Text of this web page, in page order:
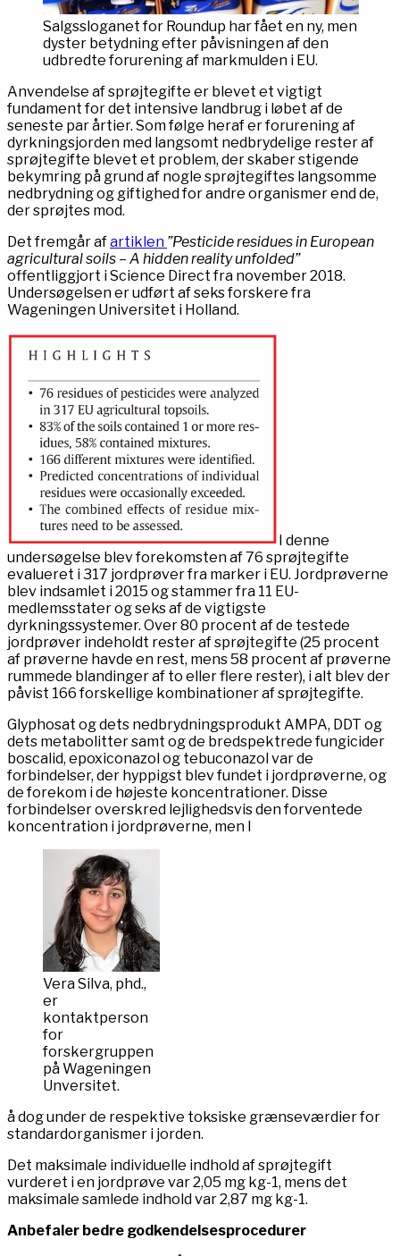
Salgssloganet for Roundup har fået en ny, men
dyster betydning efter påvisningen af den
udbredte forurening af markmulden i EU.
Anvendelse af sprøjtegifte er blevet et vigtigt
fundament for det intensive landbrug i løbet af de
seneste par årtier. Som følge heraf er forurening af
dyrkningsjorden med langsomt nedbrydelige rester af
sprøjtegifte blevet et problem, der skaber stigende
bekymring på grund af nogle sprøjtegiftes langsomme
nedbrydning og giftighed for andre organismer end de,
der sprøjtes mod.
Det fremgår afartiklen ”Pesticide residues in European
agricultural soils – A hidden reality unfolded”
offentliggjort i Science Direct fra november 2018.
Undersøgelsen er udført af seks forskere fra
Wageningen Universitet i Holland.
I denne
undersøgelse blev forekomsten af ​​76 sprøjtegifte
evalueret i 317 jordprøver fra marker i EU. Jordprøverne
blev indsamlet i 2015 og stammer fra 11 EU-
medlemsstater og seks af de vigtigste
dyrkningssystemer. Over 80 procent af de testede
jordprøver indeholdt rester af sprøjtegifte (25 procent
af prøverne havde en rest, mens 58 procent af prøverne
rummede blandinger af to eller flere rester), i alt blev der
påvist 166 forskellige kombinationer af sprøjtegifte.
Glyphosat og dets nedbrydningsprodukt AMPA, DDT og
dets metabolitter samt og de bredspektrede fungicider
boscalid, epoxiconazol og tebuconazol var de
forbindelser, der hyppigst blev fundet i jordprøverne, og
de forekom i de højeste koncentrationer. Disse
forbindelser overskred lejlighedsvis den forventede
koncentration i jordprøverne, men l
Vera Silva, phd.,
er
kontaktperson
for
forskergruppen
på Wageningen
Unversitet.
å dog under de respektive toksiske grænseværdier for
standardorganismer i jorden.
Det maksimale individuelle indhold af sprøjtegift
vurderet i en jordprøve var 2,05 mg kg-1, mens det
maksimale samlede indhold var 2,87 mg kg-1.
Anbefaler bedre godkendelsesprocedurer